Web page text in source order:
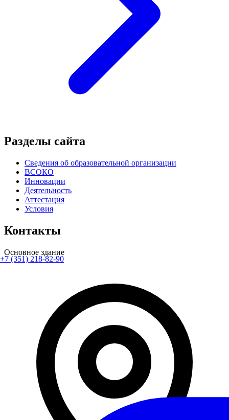
+7 (351) 218-82-90
Разделы сайта
Сведения об образовательной организации
ВСОКО
Инновации
Деятельность
Аттестация
Условия
Контакты
Основное здание